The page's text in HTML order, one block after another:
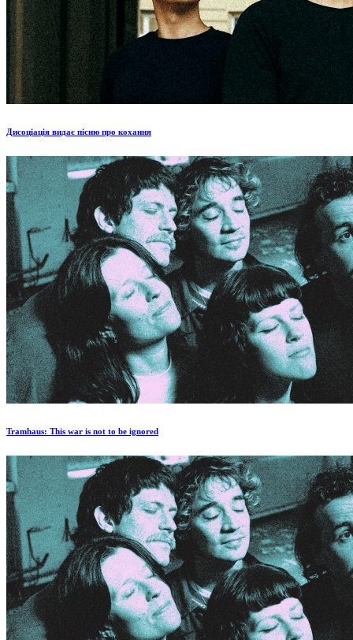
Дисоціація видає пісню про кохання
Tramhaus: Тhis war is not to be ignored